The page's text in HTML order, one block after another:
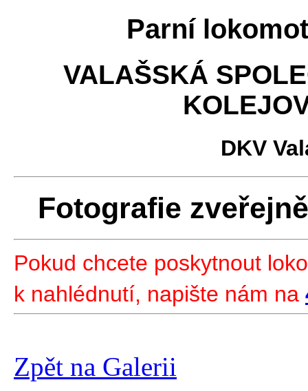
Parní
VALAŠSKÁ
DKV
Fotografie
Pokud chcete poskytnout
k nahlédnutí, napište nám na
Zpět na Galerii